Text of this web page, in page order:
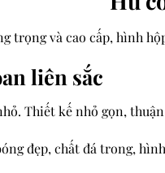
trọng và cao cấp, hình
liên sắc
Thiết kế nhỏ gọn,
đẹp, chất đá trong,